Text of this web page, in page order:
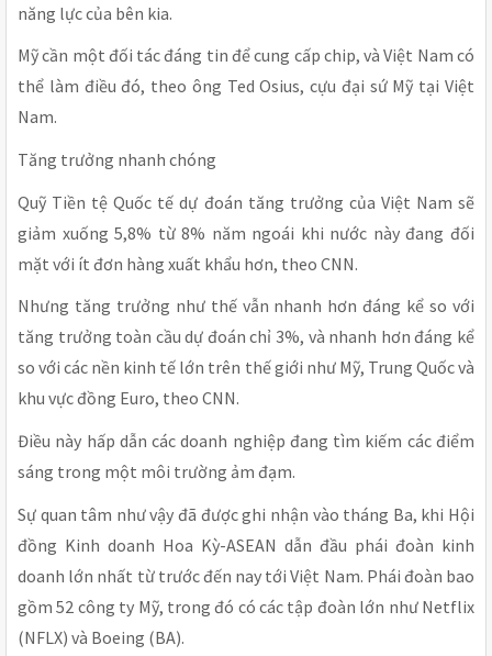
năng lực của bên kia.
Mỹ cần một đối tác đáng tin để cung cấp chip, và Việt Nam có
thể làm điều đó, theo ông Ted Osius, cựu đại sứ Mỹ tại Việt
Nam.
Tăng trưởng nhanh chóng
Quỹ Tiền tệ Quốc tế dự đoán tăng trưởng của Việt Nam sẽ
giảm xuống 5,8% từ 8% năm ngoái khi nước này đang đối
mặt với ít đơn hàng xuất khẩu hơn, theo CNN.
Nhưng tăng trưởng như thế vẫn nhanh hơn đáng kể so với
tăng trưởng toàn cầu dự đoán chỉ 3%, và nhanh hơn đáng kể
so với các nền kinh tế lớn trên thế giới như Mỹ, Trung Quốc và
khu vực đồng Euro, theo CNN.
Điều này hấp dẫn các doanh nghiệp đang tìm kiếm các điểm
sáng trong một môi trường ảm đạm.
Sự quan tâm như vậy đã được ghi nhận vào tháng Ba, khi Hội
đồng Kinh doanh Hoa Kỳ-ASEAN dẫn đầu phái đoàn kinh
doanh lớn nhất từ trước đến nay tới Việt Nam. Phái đoàn bao
gồm 52 công ty Mỹ, trong đó có các tập đoàn lớn như Netflix
(NFLX) và Boeing (BA).